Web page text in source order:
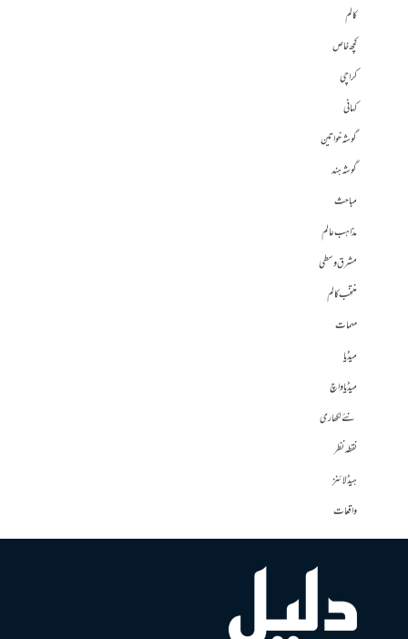
کالم
کچھ خاص
کراچی
کہانی
گوشہ خواتین
گوشہ ہند
مباحث
مذاہب عالم
مشرق وسطی
منتخب کالم
مہمات
میڈیا
میڈیا واچ
نئے لکھاری
نقطہ نظر
ہیڈلائنز
واقعات